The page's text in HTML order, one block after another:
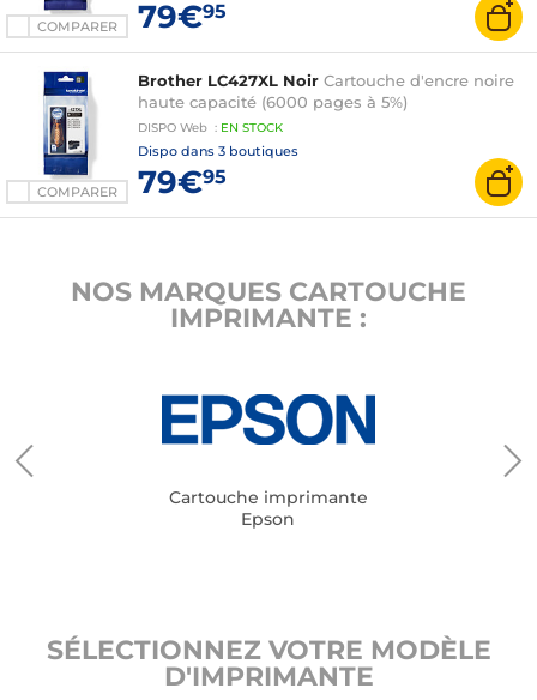
COMPARER 79€95
COMPARER
Brother LC427XL Noir Cartouche d'encre noire
haute capacité (6000 pages à 5%)
DISPO Web : EN STOCK
Dispo dans 3 boutiques
79€95
NOS MARQUES CARTOUCHE
IMPRIMANTE :
Cartouche imprimante
Epson
SÉLECTIONNEZ VOTRE MODÈLE
D'IMPRIMANTE